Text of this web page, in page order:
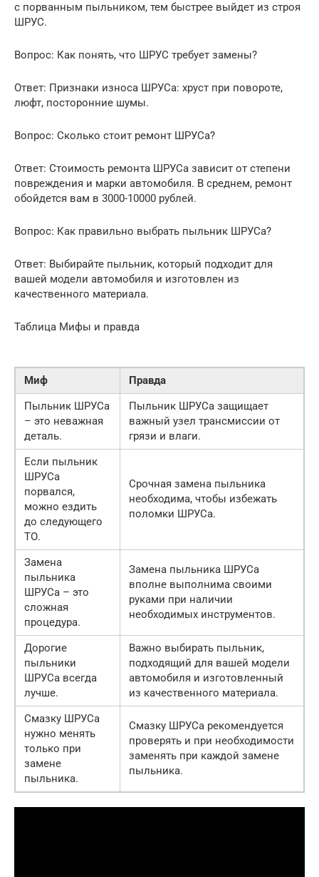
с порванным пыльником, тем быстрее выйдет из строя
ШРУС.
Вопрос: Как понять, что ШРУС требует замены?
Ответ: Признаки износа ШРУСа: хруст при повороте,
люфт, посторонние шумы.
Вопрос: Сколько стоит ремонт ШРУСа?
Ответ: Стоимость ремонта ШРУСа зависит от степени
повреждения и марки автомобиля. В среднем, ремонт
обойдется вам в 3000-10000 рублей.
Вопрос: Как правильно выбрать пыльник ШРУСа?
Ответ: Выбирайте пыльник, который подходит для
вашей модели автомобиля и изготовлен из
качественного материала.
Таблица Мифы и правда
Миф
Правда
Пыльник ШРУСа
– это неважная
деталь.
Пыльник ШРУСа защищает
важный узел трансмиссии от
грязи и влаги.
Если пыльник
ШРУСа
порвался,
можно ездить
до следующего
ТО.
Срочная замена пыльника
необходима, чтобы избежать
поломки ШРУСа.
Замена
пыльника
ШРУСа – это
сложная
процедура.
Замена пыльника ШРУСа
вполне выполнима своими
руками при наличии
необходимых инструментов.
Дорогие
пыльники
ШРУСа всегда
лучше.
Важно выбирать пыльник,
подходящий для вашей модели
автомобиля и изготовленный
из качественного материала.
Смазку ШРУСа
нужно менять
только при
замене
пыльника.
Смазку ШРУСа рекомендуется
проверять и при необходимости
заменять при каждой замене
пыльника.